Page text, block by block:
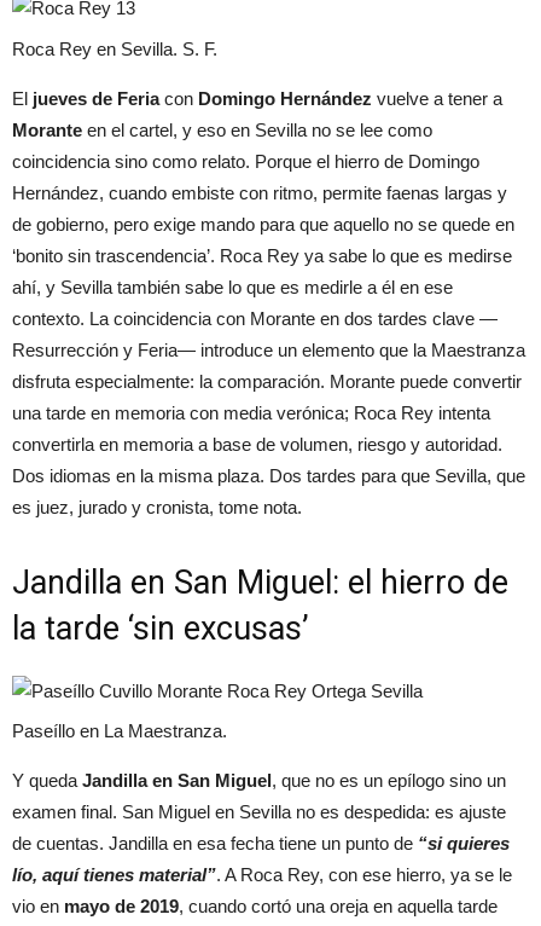
Roca Rey en Sevilla. S. F.
El jueves de Feriacon Domingo Hernández vuelve a tener a
Morante en el cartel, y eso en Sevilla no se lee como
coincidencia sino como relato. Porque el hierro de Domingo
Hernández, cuando embiste con ritmo, permite faenas largas y
de gobierno, pero exige mando para que aquello no se quede en
‘bonito sin trascendencia’. Roca Rey ya sabe lo que es medirse
ahí, y Sevilla también sabe lo que es medirle a él en ese
contexto. La coincidencia con Morante en dos tardes clave —
Resurrección y Feria— introduce un elemento que la Maestranza
disfruta especialmente: la comparación. Morante puede convertir
una tarde en memoria con media verónica; Roca Rey intenta
convertirla en memoria a base de volumen, riesgo y autoridad.
Dos idiomas en la misma plaza. Dos tardes para que Sevilla, que
es juez, jurado y cronista, tome nota.
Jandilla en San Miguel: el hierro de
la tarde ‘sin excusas’
Paseíllo en La Maestranza.
Y queda Jandilla en San Miguel, que no es un epílogo sino un
examen final. San Miguel en Sevilla no es despedida: es ajuste
de cuentas. Jandilla en esa fecha tiene un punto de “si quieres
lío, aquí tienes material”. A Roca Rey, con ese hierro, ya se le
vio en mayo de 2019, cuando cortó una oreja en aquella tarde